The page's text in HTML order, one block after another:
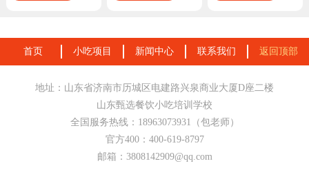
首页 小吃项目 新闻中心 联系我们 返回顶部
地址：山东省济南市历城区电建路兴泉商业大厦D座二楼
山东甄选餐饮小吃培训学校
全国服务热线：18963073931（包老师）
官方400：400-619-8797
邮箱：3808142909@qq.com